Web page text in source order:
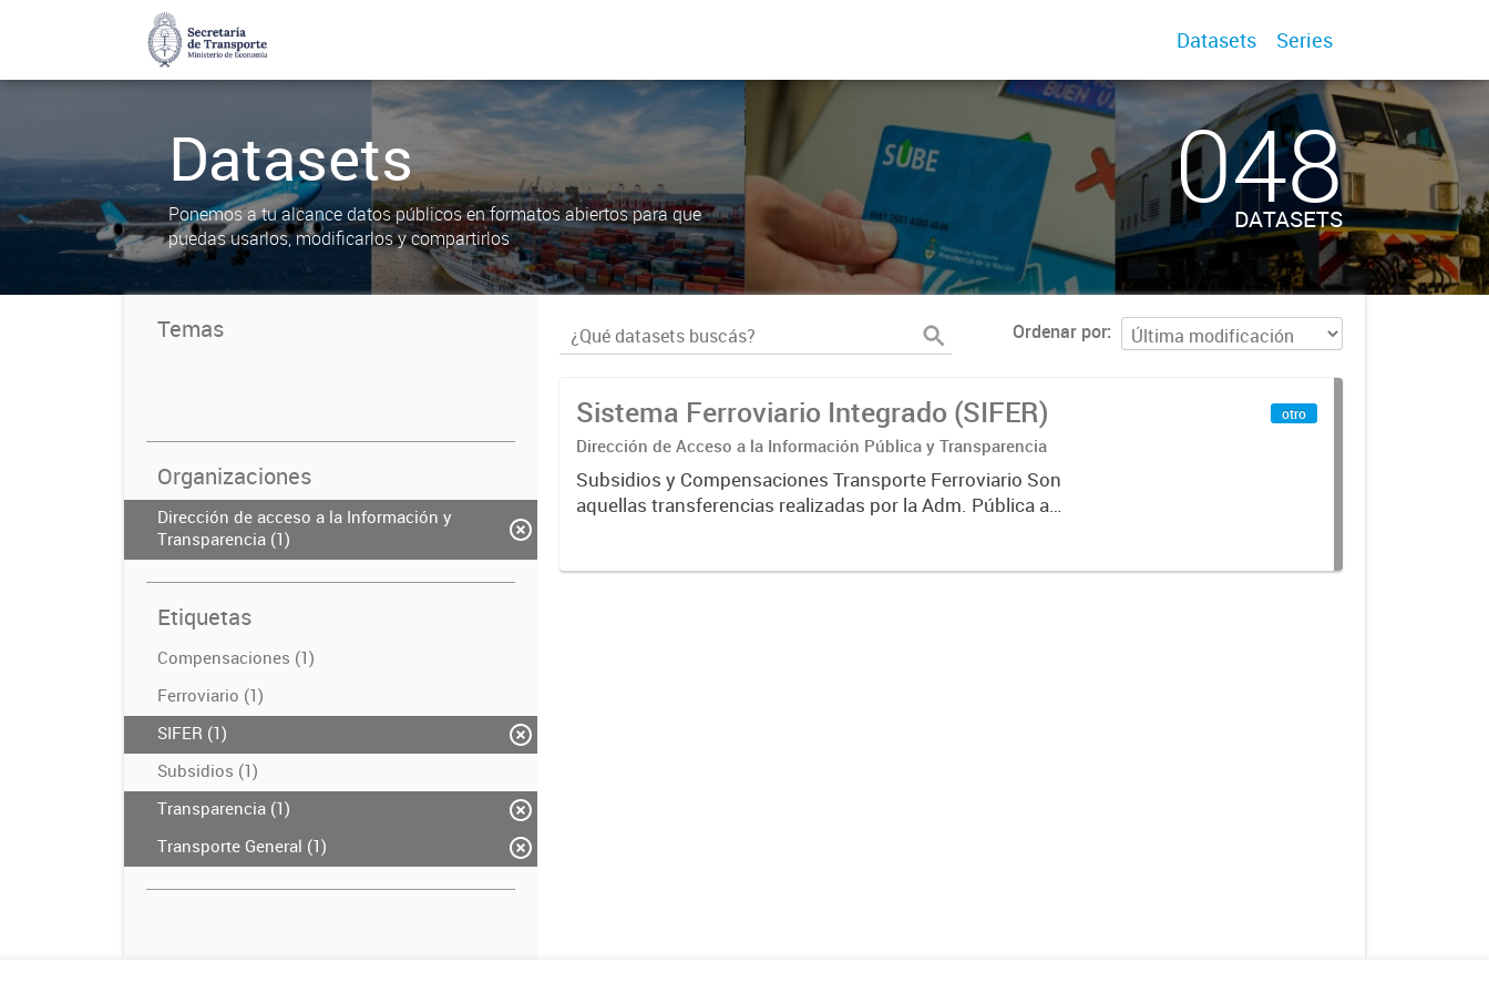
Datasets Series
Datasets
Ponemos a tu alcance datos públicos en formatos abiertos para que
puedas usarlos, modificarlos y compartirlos
048
DATASETS
Temas
Organizaciones
Dirección de acceso a la Información y
Transparencia (1)
Etiquetas
Compensaciones (1)
Ferroviario (1)
SIFER (1)
Subsidios (1)
Transparencia (1)
Transporte General (1)
Ordenar por
Sistema Ferroviario Integrado (SIFER)
Dirección de Acceso a la Información Pública y Transparencia
Subsidios y Compensaciones Transporte Ferroviario Son
aquellas transferencias realizadas por la Adm. Pública a
otro